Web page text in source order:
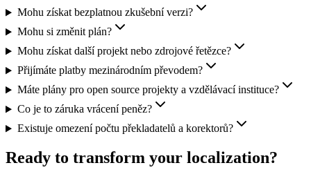
Mohu získat bezplatnou zkušební verzi?
Mohu si změnit plán?
Mohu získat další projekt nebo zdrojové řetězce?
Přijímáte platby mezinárodním převodem?
Máte plány pro open source projekty a vzdělávací instituce?
Co je to záruka vrácení peněz?
Existuje omezení počtu překladatelů a korektorů?
Ready to transform your localization?